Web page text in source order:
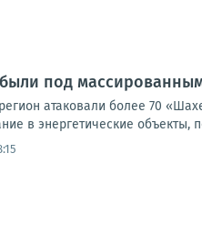
были под
атаковали более 70
в энергетические